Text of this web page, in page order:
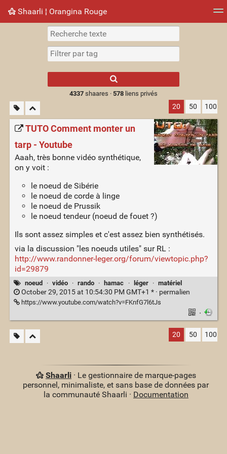
Shaarli ¦ Orangina Rouge
Nuage de tags Mur d'images
results.
4337shaares · 578liens privés
20 50 100
TUTO Comment monter un
tarp - Youtube
Aaah, très bonne vidéo synthétique,
on y voit :
le noeud de Sibérie
le noeud de corde à linge
le noeud de Prussik
le noeud tendeur (noeud de fouet ?)
Ils sont assez simples et c'est assez bien synthétisés.
via la discussion "les noeuds utiles" sur RL :
http://www.randonner-leger.org/forum/viewtopic.php?
id=29879
noeud · vidéo · rando · hamac · léger · matériel
October 29, 2015 at 10:54:30 PM GMT+1 * · permalien
https://www.youtube.com/watch?v=FKnfG7l6tJs
·
20 50 100
Shaarli· Le gestionnaire de marque-pages
personnel, minimaliste, et sans base de données par
la communauté Shaarli · Documentation